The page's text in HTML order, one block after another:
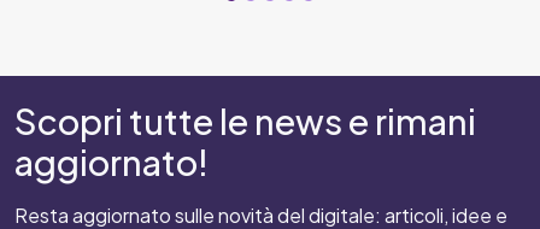
Scopri tutte le news e rimani
aggiornato!
Resta aggiornato sulle novità del digitale: articoli, idee e